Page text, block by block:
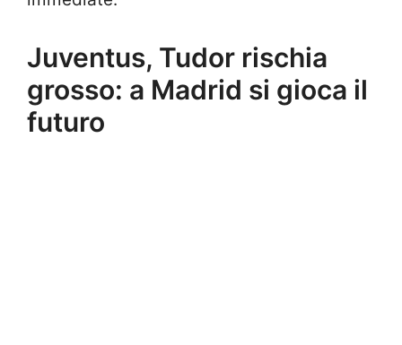
Juventus, Tudor rischia
grosso: a Madrid si gioca il
futuro